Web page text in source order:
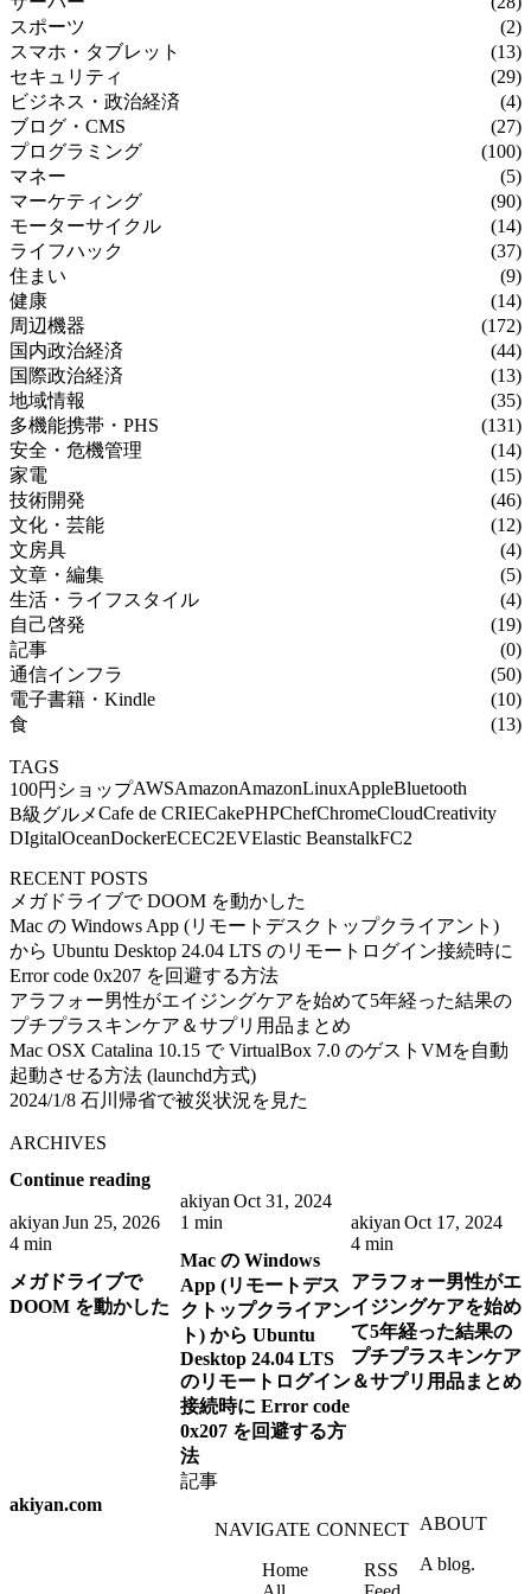
スポーツ
(2)
スマホ・タブレット
(13)
セキュリティ
(29)
ビジネス・政治経済
(4)
ブログ・CMS
(27)
プログラミング
(100)
マネー
(5)
マーケティング
(90)
モーターサイクル
(14)
ライフハック
(37)
住まい
(9)
健康
(14)
周辺機器
(172)
国内政治経済
(44)
国際政治経済
(13)
地域情報
(35)
多機能携帯・PHS
(131)
安全・危機管理
(14)
家電
(15)
技術開発
(46)
文化・芸能
(12)
文房具
(4)
文章・編集
(5)
生活・ライフスタイル
(4)
自己啓発
(19)
記事
(0)
通信インフラ
(50)
電子書籍・Kindle
(10)
食
(13)
TAGS
100円ショップAWSAmazonAmazonLinuxAppleBluetooth
B級グルメCafe de CRIECakePHPChefChromeCloudCreativity
DIgitalOceanDockerECEC2EVElastic BeanstalkFC2
RECENT POSTS
メガドライブで DOOM を動かした
Mac の Windows App (リモートデスクトップクライアント)
から Ubuntu Desktop 24.04 LTS のリモートログイン接続時に
Error code 0x207 を回避する方法
アラフォー男性がエイジングケアを始めて5年経った結果の
プチプラスキンケア＆サプリ用品まとめ
Mac OSX Catalina 10.15 で VirtualBox 7.0 のゲストVMを自動
起動させる方法 (launchd方式)
2024/1/8 石川帰省で被災状況を見た
ARCHIVES
Continue reading
akiyan Jun 25, 2026
4 min
メガドライブで
DOOM を動かした
akiyan Oct 31, 2024
1 min
Mac の Windows
App (リモートデス
クトップクライアン
ト) から Ubuntu
Desktop 24.04 LTS
のリモートログイン
接続時に Error code
0x207 を回避する方
法
記事
akiyan Oct 17, 2024
4 min
アラフォー男性がエ
イジングケアを始め
て5年経った結果の
プチプラスキンケア
＆サプリ用品まとめ
akiyan.com
NAVIGATE
Home
CONNECT
RSS
ABOUT
A blog.